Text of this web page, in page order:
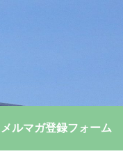
メルマガ登録フォーム